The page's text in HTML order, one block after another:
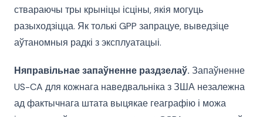
ствараючы тры крыніцы ісціны, якія могуць
разыходзіцца. Як толькі GPP запрацуе, выведзіце
аўтаномныя радкі з эксплуатацыі.
Няправільнае запаўненне раздзелаў. Запаўненне
US-CA для кожнага наведвальніка з ЗША незалежна
ад фактычнага штата выцякае геаграфію і можа